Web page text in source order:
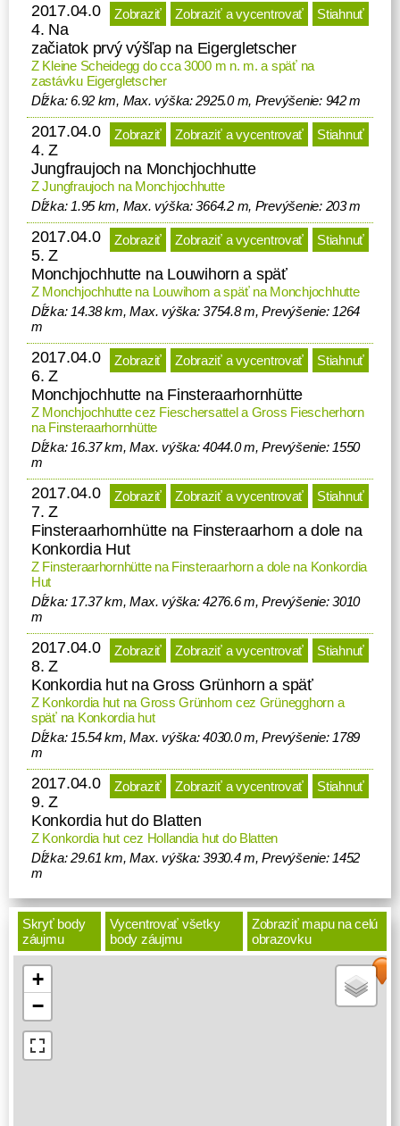
Zobraziť Zobraziť a vycentrovať Stiahnuť
2017.04.0
4. Na
začiatok prvý výšľap na Eigergletscher
Z Kleine Scheidegg do cca 3000 m n. m. a späť na
zastávku Eigergletscher
Dĺžka: 6.92 km, Max. výška: 2925.0 m, Prevýšenie: 942 m
Zobraziť Zobraziť a vycentrovať Stiahnuť
2017.04.0
4. Z
Jungfraujoch na Monchjochhutte
Z Jungfraujoch na Monchjochhutte
Dĺžka: 1.95 km, Max. výška: 3664.2 m, Prevýšenie: 203 m
Zobraziť Zobraziť a vycentrovať Stiahnuť
2017.04.0
5. Z
Monchjochhutte na Louwihorn a späť
Z Monchjochhutte na Louwihorn a späť na Monchjochhutte
Dĺžka: 14.38 km, Max. výška: 3754.8 m, Prevýšenie: 1264
m
Zobraziť Zobraziť a vycentrovať Stiahnuť
2017.04.0
6. Z
Monchjochhutte na Finsteraarhornhütte
Z Monchjochhutte cez Fieschersattel a Gross Fiescherhorn
na Finsteraarhornhütte
Dĺžka: 16.37 km, Max. výška: 4044.0 m, Prevýšenie: 1550
m
Zobraziť Zobraziť a vycentrovať Stiahnuť
2017.04.0
7. Z
Finsteraarhornhütte na Finsteraarhorn a dole na
Konkordia Hut
Z Finsteraarhornhütte na Finsteraarhorn a dole na Konkordia
Hut
Dĺžka: 17.37 km, Max. výška: 4276.6 m, Prevýšenie: 3010
m
Zobraziť Zobraziť a vycentrovať Stiahnuť
2017.04.0
8. Z
Konkordia hut na Gross Grünhorn a späť
Z Konkordia hut na Gross Grünhorn cez Grünegghorn a
späť na Konkordia hut
Dĺžka: 15.54 km, Max. výška: 4030.0 m, Prevýšenie: 1789
m
Zobraziť Zobraziť a vycentrovať Stiahnuť
2017.04.0
9. Z
Konkordia hut do Blatten
Z Konkordia hut cez Hollandia hut do Blatten
Dĺžka: 29.61 km, Max. výška: 3930.4 m, Prevýšenie: 1452
m
Skryť body
záujmu
Vycentrovať všetky
body záujmu
Zobraziť mapu na celú
obrazovku
+
−